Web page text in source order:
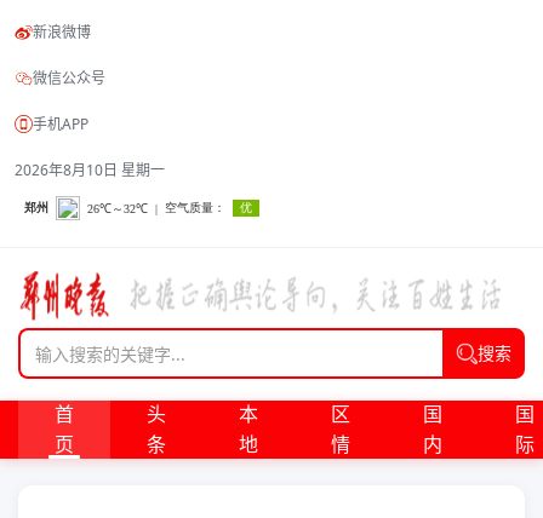
新浪微博
微信公众号
手机APP
2026年8月10日 星期一
搜索
首
页
头
条
本
地
区
情
国
内
国
际